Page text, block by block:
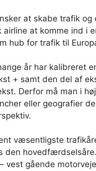
at skabe trafik
airline at komme ind i
hub for trafik til
år har kalibreret
+ samt den del af
Derfor må man i
eller geografier
væsentligste
den
vest gående